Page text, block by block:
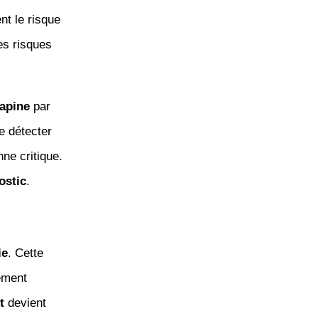
le risque
risques
par
détecter
critique.
.
. Cette
devient